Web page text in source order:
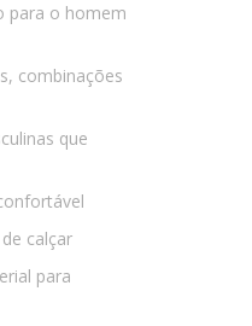
para o homem
combinações
que
calçar
para